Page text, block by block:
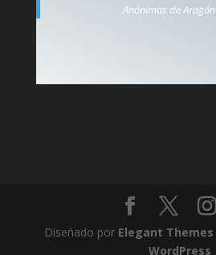
Anónimas de Aragón
Diseñado por Elegant Themes
WordPress